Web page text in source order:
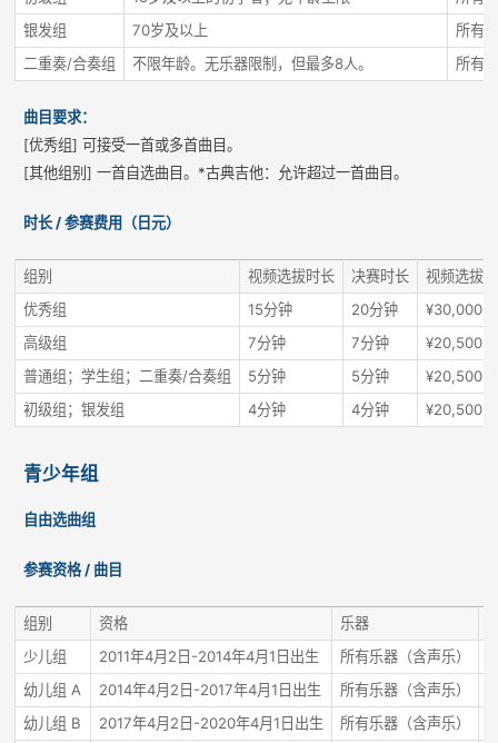
银发组
70岁及以上
所有
二重奏/合奏组
不限年龄。无乐器限制，但最多8人。 所有
曲目要求：
[优秀组] 可接受一首或多首曲目。
[其他组别] 一首自选曲目。*古典吉他：允许超过一首曲目。
时长 / 参赛费用（日元）
组别 视频选拔时长 决赛时长
视频选拔
优秀组
15分钟 20分钟
¥30,000
高级组
7分钟 7分钟
¥20,500
普通组；学生组；二重奏/合奏组
5分钟 5分钟
¥20,500
初级组；银发组
4分钟 4分钟 ¥20,500
青少年组
自由选曲组
参赛资格 / 曲目
组别 资格 乐器
少儿组
2011年4月2日-2014年4月1日出生 所有乐器（含声乐）
幼儿组 A
2014年4月2日-2017年4月1日出生 所有乐器（含声乐）
幼儿组 B
2017年4月2日-2020年4月1日出生 所有乐器（含声乐）